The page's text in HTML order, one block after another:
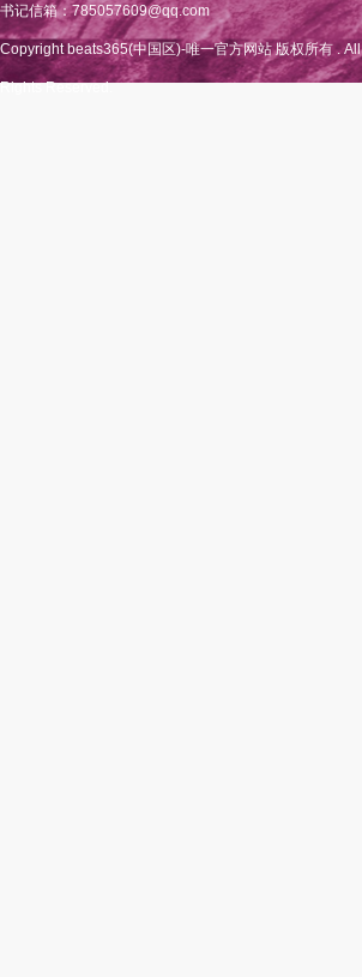
书记信箱：785057609@qq.com
Copyright beats365(中国区)-唯一官方网站 版权所有 . All
Rights Reserved.